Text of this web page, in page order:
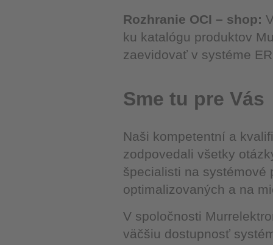
Rozhranie OCI – shop:
ku katalógu produktov
zaevidovať v systéme
Sme tu pre Vás
Naši kompetentní a
zodpovedali všetky
špecialisti na systémové
optimalizovaných a na
V spoločnosti
väčšiu dostupnosť